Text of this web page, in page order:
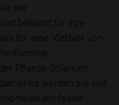
der
bekannt für ihre
für eine Vielzahl von
Pflanze Solanum
werden sie seit
heute ein fester